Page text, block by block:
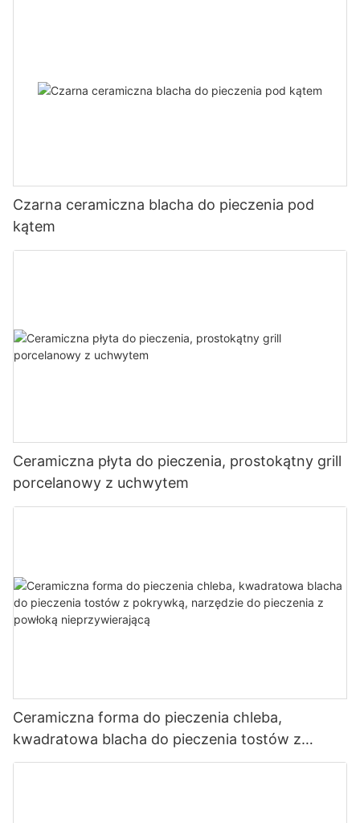
Czarna ceramiczna blacha do pieczenia pod
kątem
Ceramiczna płyta do pieczenia, prostokątny grill
porcelanowy z uchwytem
Ceramiczna forma do pieczenia chleba,
kwadratowa blacha do pieczenia tostów z
pokrywką, narzędzie do pieczenia z powłoką